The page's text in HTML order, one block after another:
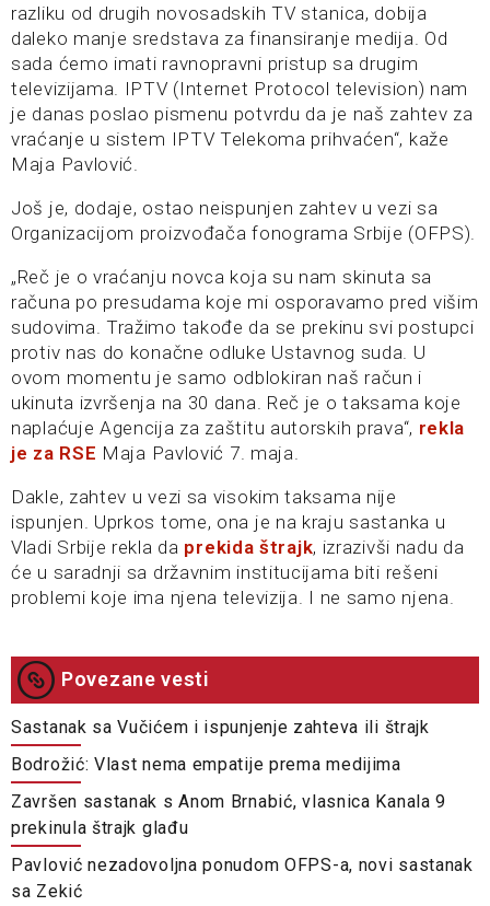
razliku od drugih novosadskih TV stanica, dobija
daleko manje sredstava za finansiranje medija. Od
sada ćemo imati ravnopravni pristup sa drugim
televizijama. IPTV (Internet Protocol television) nam
je danas poslao pismenu potvrdu da je naš zahtev za
vraćanje u sistem IPTV Telekoma prihvaćen“, kaže
Maja Pavlović.
Još je, dodaje, ostao neispunjen zahtev u vezi sa
Organizacijom proizvođača fonograma Srbije (OFPS).
„Reč je o vraćanju novca koja su nam skinuta sa
računa po presudama koje mi osporavamo pred višim
sudovima. Tražimo takođe da se prekinu svi postupci
protiv nas do konačne odluke Ustavnog suda. U
ovom momentu je samo odblokiran naš račun i
ukinuta izvršenja na 30 dana. Reč je o taksama koje
naplaćuje Agencija za zaštitu autorskih prava“, rekla
je za RSE Maja Pavlović 7. maja.
Dakle, zahtev u vezi sa visokim taksama nije
ispunjen. Uprkos tome, ona je na kraju sastanka u
Vladi Srbije rekla da prekida štrajk, izrazivši nadu da
će u saradnji sa državnim institucijama biti rešeni
problemi koje ima njena televizija. I ne samo njena.
Povezane vesti
Sastanak sa Vučićem i ispunjenje zahteva ili štrajk
Bodrožić: Vlast nema empatije prema medijima
Završen sastanak s Anom Brnabić, vlasnica Kanala 9
prekinula štrajk glađu
Pavlović nezadovoljna ponudom OFPS-a, novi sastanak
sa Zekić